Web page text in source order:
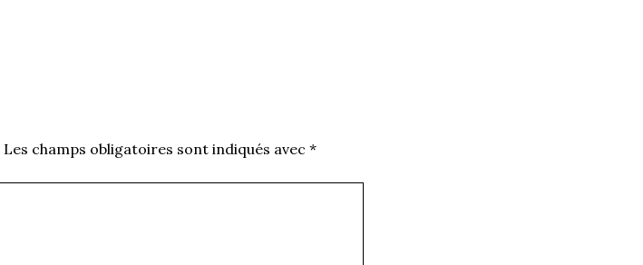
Les champs obligatoires sont indiqués avec *